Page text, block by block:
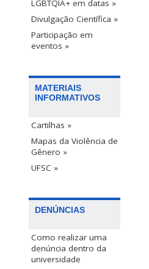
LGBTQIA+ em datas »
Divulgação Científica »
Participação em
eventos »
MATERIAIS
INFORMATIVOS
Cartilhas »
Mapas da Violência de
Gênero »
UFSC »
DENÚNCIAS
Como realizar uma
denúncia dentro da
universidade